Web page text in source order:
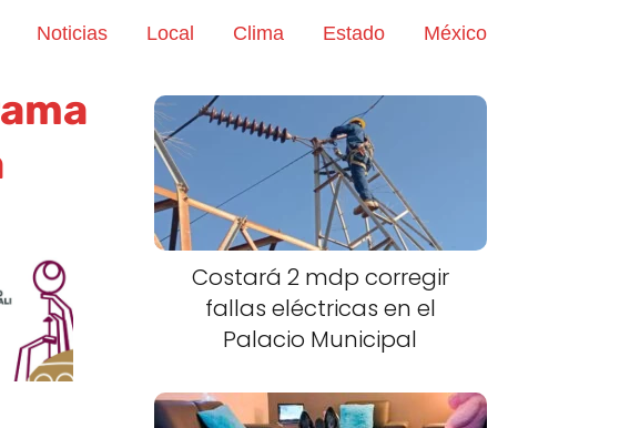
Noticias Local Clima Estado México
Costará 2 mdp corregir
fallas eléctricas en el
Palacio Municipal